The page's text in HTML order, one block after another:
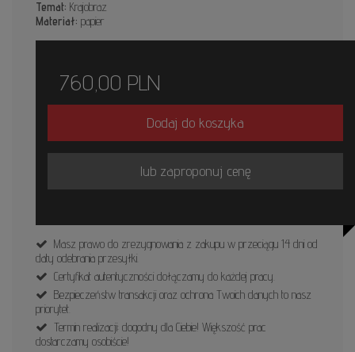
Temat: Krajobraz
Materiał: papier
760,00 PLN
Dodaj do koszyka
lub zaproponuj cenę
Masz prawo do zrezygnowania z zakupu w przeciągu 14 dni od
daty odebrania przesyłki.
Certyfikat autentyczności dołączamy do każdej pracy.
Bezpieczeństw transakcji oraz ochrona Twoich danych to nasz
priorytet.
Termin realizacji: dogodny dla Ciebie! Większość prac
dostarczamy osobiście!